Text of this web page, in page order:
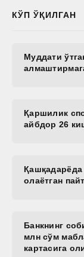
КЎП ЎҚИЛГАН
Муддати
Қаршилик
айбдор 26
олаётган
Банкнинг
млн сўм
картасига